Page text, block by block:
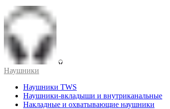
Наушники
Наушники TWS
Наушники-вкладыши и внутриканальные
Накладные и охватывающие наушники